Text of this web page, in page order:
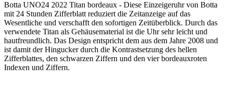
Botta UNO24 2022 Titan bordeaux - Diese Einzeigeruhr von Botta
mit 24 Stunden Zifferblatt reduziert die Zeitanzeige auf das
Wesentliche und verschafft den sofortigen Zeitüberblick. Durch das
verwendete Titan als Gehäusematerial ist die Uhr sehr leicht und
hautfreundlich. Das Design entspricht dem aus dem Jahre 2008 und
ist damit der Hingucker durch die Kontrastsetzung des hellen
Zifferblattes, den schwarzen Ziffern und den vier bordeauxroten
Indexen und Ziffern.